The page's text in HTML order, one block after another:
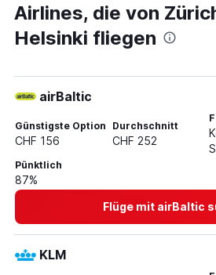
Flüge von Zürich nach Oulu
Flüge von Genf nach Ivalo
Flüge von Genf nach Kuopio
Flüge von Zürich nach Tampere
Flüge von Zürich nach Kokkola
Flüge von Thal nach Helsinki
Flüge von Zürich nach Jyväskylä
Airlines, die von
Helsinki fliegen
airBaltic
Günstigste Option
CHF 156
Durchschnitt
CHF 252
Pünktlich
87%
Flüge mit airBaltic
KLM